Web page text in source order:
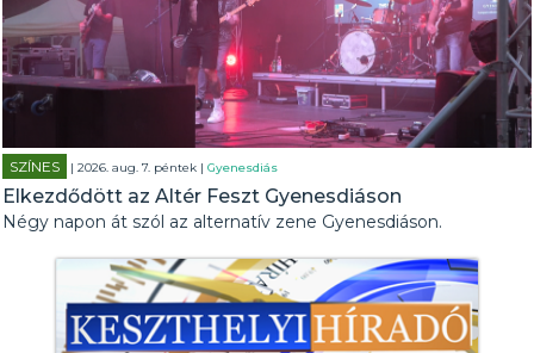
SZÍNES | 2026. aug. 7. péntek |Gyenesdiás
Elkezdődött az Altér Feszt Gyenesdiáson
Négy napon át szól az alternatív zene Gyenesdiáson.